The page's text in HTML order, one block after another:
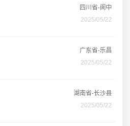
四川省-阆中
2025/05/22
广东省-乐昌
2025/05/22
湖南省-长沙县
2025/05/22